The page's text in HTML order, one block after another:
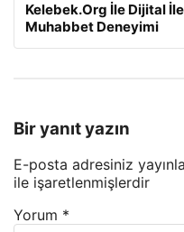
Kelebek.Org İle Dijital
Muhabbet Deneyimi
Bir yanıt yazın
E-posta adresiniz
ile işaretlenmişlerdir
Yorum *